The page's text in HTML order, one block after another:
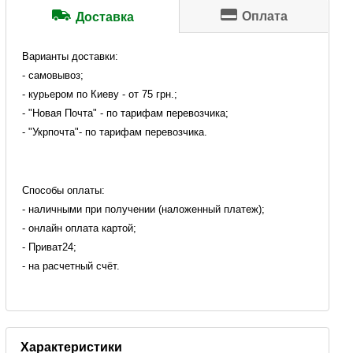
Доставка Оплата
Варианты доставки:
- самовывоз;
- курьером по Киеву - от 75 грн.;
- "Новая Почта" - по тарифам перевозчика;
- "Укрпочта"- по тарифам перевозчика.
Способы оплаты:
- наличными при получении (наложенный платеж);
- онлайн оплата картой;
- Приват24;
- на расчетный счёт.
Характеристики